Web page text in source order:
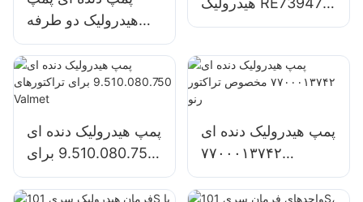
هیدرولیک دو طرفه
بزرگ SJ21032 برای
تراکتور جان دیر
1204/1354/6110B
RE72058 برای
پمپ هیدرولیک دنده ای
9.510.080.750 برای
تراکتورهای Valmet
پمپ هیدرولیک دنده ای
۷۷۰۰۰۱۳۷۴۲
مخصوص تراکتور رنو